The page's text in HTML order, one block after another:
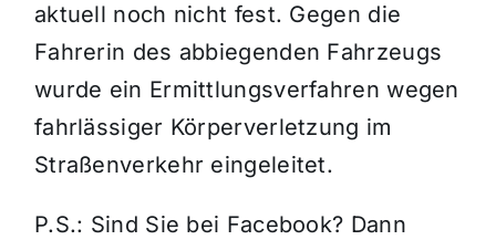
aktuell noch nicht fest. Gegen die
Fahrerin des abbiegenden Fahrzeugs
wurde ein Ermittlungsverfahren wegen
fahrlässiger Körperverletzung im
Straßenverkehr eingeleitet.
P.S.: Sind Sie bei Facebook? Dann